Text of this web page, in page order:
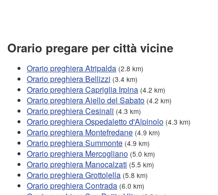
Orario pregare per città vicine
Orario preghiera Atripalda (2.8 km)
Orario preghiera Bellizzi (3.4 km)
Orario preghiera Capriglia Irpina (4.2 km)
Orario preghiera Aiello del Sabato (4.2 km)
Orario preghiera Cesinali (4.3 km)
Orario preghiera Ospedaletto d'Alpinolo (4.3 km)
Orario preghiera Montefredane (4.9 km)
Orario preghiera Summonte (4.9 km)
Orario preghiera Mercogliano (5.0 km)
Orario preghiera Manocalzati (5.5 km)
Orario preghiera Grottolella (5.8 km)
Orario preghiera Contrada (6.0 km)